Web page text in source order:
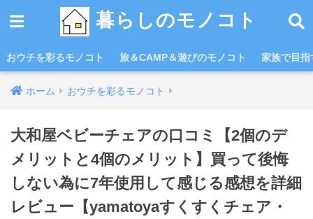
暮らしのモノコト
おウチを彩るモノコト 旅＆CAMP＆遊びのモノコト 家族で目指
ホーム おウチを彩るモノコト
大和屋ベビーチェアの口コミ【2個のデ
メリットと4個のメリット】買って後悔
しない為に7年使用して感じる感想を詳細
レビュー【yamatoyaすくすくチェア・